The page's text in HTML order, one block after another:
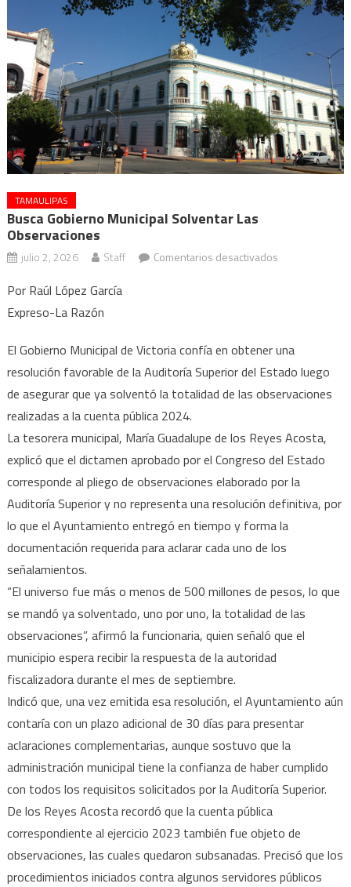
TAMAULIPAS
Busca Gobierno Municipal Solventar Las
Observaciones
julio 2, 2026 Staff Comentarios desactivadosen
las
observaciones
Por Raúl López García
Expreso-La Razón
El Gobierno Municipal de Victoria confía en obtener una
resolución favorable de la Auditoría Superior del Estado luego
de asegurar que ya solventó la totalidad de las observaciones
realizadas a la cuenta pública 2024.
La tesorera municipal, María Guadalupe de los Reyes Acosta,
explicó que el dictamen aprobado por el Congreso del Estado
corresponde al pliego de observaciones elaborado por la
Auditoría Superior y no representa una resolución definitiva, por
lo que el Ayuntamiento entregó en tiempo y forma la
documentación requerida para aclarar cada uno de los
señalamientos.
“El universo fue más o menos de 500 millones de pesos, lo que
se mandó ya solventado, uno por uno, la totalidad de las
observaciones”, afirmó la funcionaria, quien señaló que el
municipio espera recibir la respuesta de la autoridad
fiscalizadora durante el mes de septiembre.
Indicó que, una vez emitida esa resolución, el Ayuntamiento aún
contaría con un plazo adicional de 30 días para presentar
aclaraciones complementarias, aunque sostuvo que la
administración municipal tiene la confianza de haber cumplido
con todos los requisitos solicitados por la Auditoría Superior.
De los Reyes Acosta recordó que la cuenta pública
correspondiente al ejercicio 2023 también fue objeto de
observaciones, las cuales quedaron subsanadas. Precisó que los
procedimientos iniciados contra algunos servidores públicos